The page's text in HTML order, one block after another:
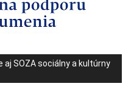
SOZA sociálny a kultúrny